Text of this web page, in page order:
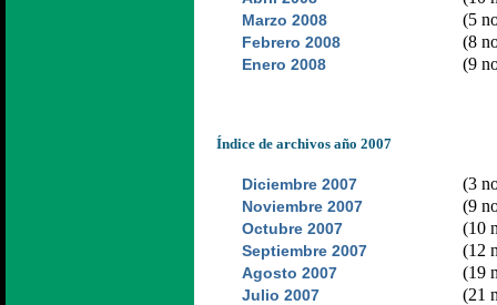
Marzo 2008 (5
Febrero 2008 (8
Enero 2008 (9
Índice de archivos año 2007
Diciembre 2007 (3
Noviembre 2007 (9
Octubre 2007 (10
Septiembre 2007 (12
Agosto 2007 (19
Julio 2007 (21